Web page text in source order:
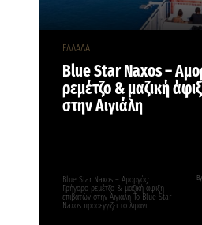
ΕΛΛΑΔΑ
Blue Star Naxos –
ρεμέτζο & μαζική
στην Αιγιάλη
By
Blue Star Naxos – Αμοργός:
Γρήγορο ρεμέτζο & μαζική άφιξη
επιβατών στην Αιγιάλη Το Blue Star
Naxos προσεγγίζει το λιμάνι…